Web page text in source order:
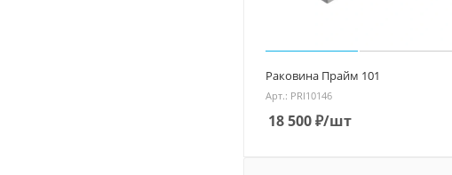
Раковина Прайм 101
Арт.: PRI10146
18 500₽/шт